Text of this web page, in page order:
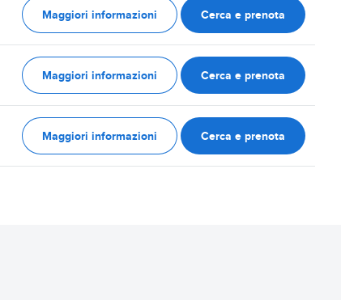
Maggiori informazioni Cerca e prenota
Maggiori informazioni Cerca e prenota
Maggiori informazioni Cerca e prenota